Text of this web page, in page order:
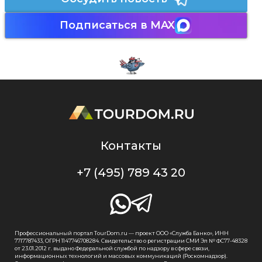
Подписаться в MAX
Контакты
+7 (495) 789 43 20
Профессиональный портал TourDom.ru — проект ООО «Служба Банко», ИНН
7717787433, ОГРН 1147746708284. Свидетельство о регистрации СМИ Эл № ФС77-48328
от 23.01.2012 г. выдано Федеральной службой по надзору в сфере связи,
информационных технологий и массовых коммуникаций (Роскомнадзор).